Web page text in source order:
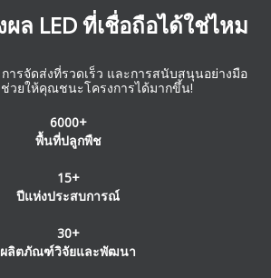
ล LED ที่เชื่อถือได้ใช่ไหม
รจัดส่งที่รวดเร็ว และการสนับสนุนอย่างมือ
ช่วยให้คุณชนะโครงการได้มากขึ้น!
6000+
พื้นที่ปลูกพืช
15+
ปีแห่งประสบการณ์
30+
ผลิตภัณฑ์วิจัยและพัฒนา